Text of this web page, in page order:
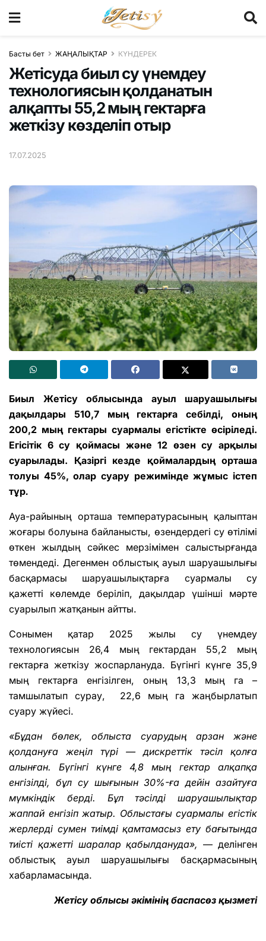
Басты бет ЖАҢАЛЫҚТАР КҮНДЕРЕК
Жетісуда биыл су үнемдеу
технологиясын қолданатын
алқапты 55,2 мың гектарға
жеткізу көзделіп отыр
17.07.2025
Биыл Жетісу облысында ауыл шаруашылығы
дақылдары 510,7 мың гектарға себілді, оның
200,2 мың гектары суармалы егістікте өсіріледі.
Егісітік 6 су қоймасы және 12 өзен су арқылы
суарылады. Қазіргі кезде қоймалардың орташа
толуы 45%, олар суару режимінде жұмыс істеп
тұр.
Ауа-райының орташа температурасының қалыптан
жоғары болуына байланысты, өзендердегі су өтілімі
өткен жылдың сәйкес мерзімімен салыстырғанда
төмендеді. Дегенмен облыстық ауыл шаруашылығы
басқармасы шаруашылықтарға суармалы су
қажетті көлемде беріліп, дақылдар үшінші мәрте
суарылып жатқанын айтты.
Сонымен қатар 2025 жылы су үнемдеу
технологиясын 26,4 мың гектардан 55,2 мың
гектарға жеткізу жоспарлануда. Бүгінгі күнге 35,9
мың гектарға енгізілген, оның 13,3 мың га –
тамшылатып сурау, 22,6 мың га жаңбырлатып
суару жүйесі.
«Бұдан бөлек, облыста суарудың арзан және
қолдануға жеңіл түрі — дискреттік тәсіл қолға
алынған. Бүгінгі күнге 4,8 мың гектар алқапқа
енгізілді, бұл су шығынын 30%-ға дейін азайтуға
мүмкіндік берді. Бұл тәсілді шаруашылықтар
жаппай енгізіп жатыр. Облыстағы суармалы егістік
жерлерді сумен тиімді қамтамасыз ету бағытында
тиісті қажетті шаралар қабылдануда», — делінген
облыстық ауыл шаруашылығы басқармасының
хабарламасында.
Жетісу облысы әкімінің баспасөз қызметі